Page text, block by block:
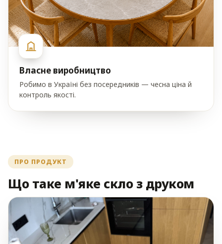
Власне виробництво
Робимо в Україні без посередників — чесна ціна й
контроль якості.
ПРО ПРОДУКТ
Що таке м'яке скло з друком